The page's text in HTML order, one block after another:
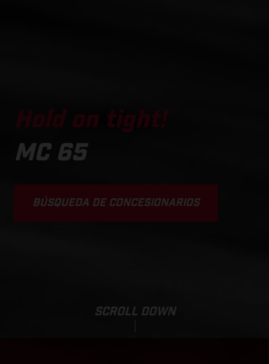
Hold on tight!
MC 65
BÚSQUEDA DE CONCESIONARIOS
SCROLL DOWN